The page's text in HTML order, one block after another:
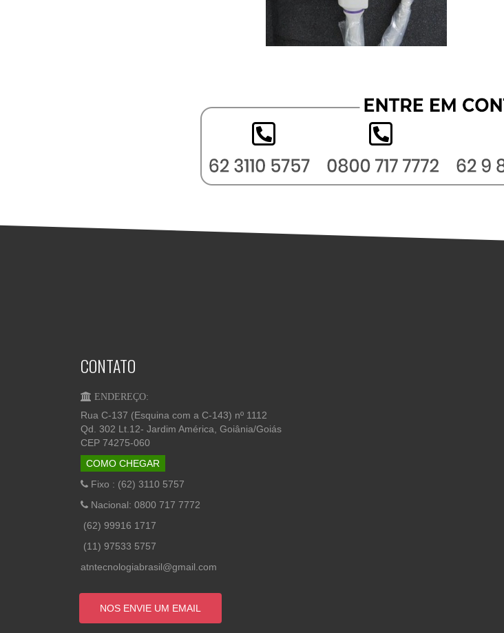
CONTATO
ENDEREÇO:
Rua C-137 (Esquina com a C-143) nº 1112
Qd. 302 Lt.12- Jardim América, Goiânia/Goiás
CEP 74275-060
COMO CHEGAR
Fixo : (62) 3110 5757
Nacional: 0800 717 7772
(62) 99916 1717
(11) 97533 5757
atntecnologiabrasil@gmail.com
NOS ENVIE UM EMAIL